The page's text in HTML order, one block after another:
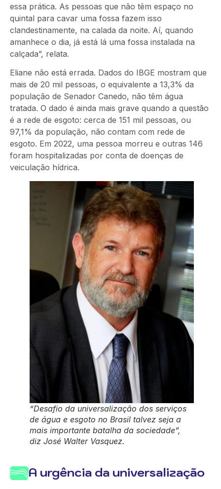
essa prática. As pessoas que não têm espaço no
quintal para cavar uma fossa fazem isso
clandestinamente, na calada da noite. Aí, quando
amanhece o dia, já está lá uma fossa instalada na
calçada”, relata.
Eliane não está errada. Dados do IBGE mostram que
mais de 20 mil pessoas, o equivalente a 13,3% da
população de Senador Canedo, não têm água
tratada. O dado é ainda mais grave quando a questão
é a rede de esgoto: cerca de 151 mil pessoas, ou
97,1% da população, não contam com rede de
esgoto. Em 2022, uma pessoa morreu e outras 146
foram hospitalizadas por conta de doenças de
veiculação hídrica.
“Desafio da universalização dos serviços
de água e esgoto no Brasil talvez seja a
mais importante batalha da sociedade”,
diz José Walter Vasquez.
A urgência da universalização